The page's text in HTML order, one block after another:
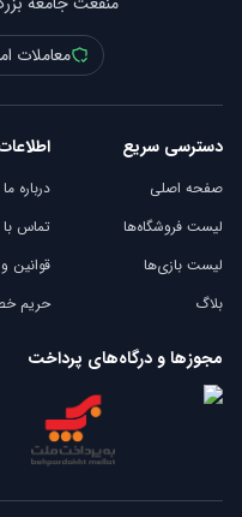
معاملات
دسترسی سریع
صفحه اصلی
لیست فروشگاه‌ها
لیست بازی‌ها
بلاگ
درباره ما
تماس با
قوانین
حریم
مجوزها و درگاه‌های پرداخت